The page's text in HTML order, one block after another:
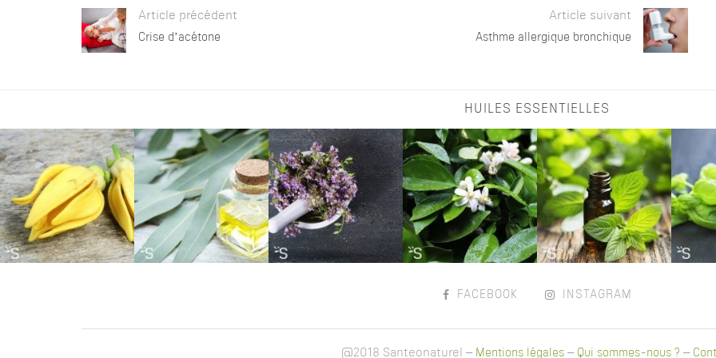
Article précédent
Crise d’acétone
Article suivant
Asthme allergique bronchique
HUILES ESSENTIELLES
FACEBOOK INSTAGRAM
@2018 Santeonaturel – Mentions légales– Qui sommes-nous ? –